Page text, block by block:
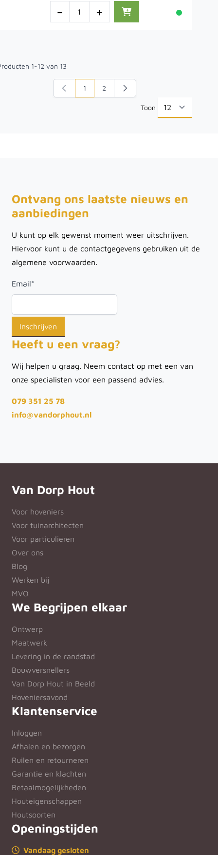
- +
1-12 van 13
U lees momenteel pagina
1 Pagina
2
Toon
Ontvang ons laatste nieuws en
aanbiedingen
U kunt op elk gewenst moment weer uitschrijven.
Hiervoor kunt u de contactgegevens gebruiken uit de
algemene voorwaarden.
Email*
Heeft u een vraag?
Wij helpen u graag. Neem contact op met een van
onze specialisten voor een passend advies.
079 351 25 78
info@vandorphout.nl
Van Dorp Hout
Voor hoveniers
Voor tuinarchitecten
Voor particulieren
Over ons
Blog
Werken bij
MVO
We Begrijpen elkaar
Ontwerp
Maatwerk
Levering in de randstad
Bouwversnellers
Van Dorp Hout in Beeld
Hoveniersavond
Klantenservice
Inloggen
Afhalen en bezorgen
Ruilen en retourneren
Garantie en klachten
Betaalmogelijkheden
Houteigenschappen
Houtsoorten
Openingstijden
Vandaag gesloten